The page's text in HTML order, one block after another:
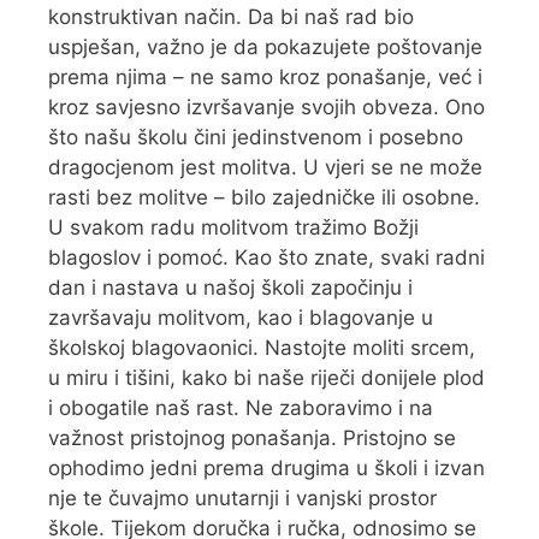
konstruktivan način. Da bi naš rad bio
uspješan, važno je da pokazujete poštovanje
prema njima – ne samo kroz ponašanje, već i
kroz savjesno izvršavanje svojih obveza. Ono
što našu školu čini jedinstvenom i posebno
dragocjenom jest molitva. U vjeri se ne može
rasti bez molitve – bilo zajedničke ili osobne.
U svakom radu molitvom tražimo Božji
blagoslov i pomoć. Kao što znate, svaki radni
dan i nastava u našoj školi započinju i
završavaju molitvom, kao i blagovanje u
školskoj blagovaonici. Nastojte moliti srcem,
u miru i tišini, kako bi naše riječi donijele plod
i obogatile naš rast. Ne zaboravimo i na
važnost pristojnog ponašanja. Pristojno se
ophodimo jedni prema drugima u školi i izvan
nje te čuvajmo unutarnji i vanjski prostor
škole. Tijekom doručka i ručka, odnosimo se